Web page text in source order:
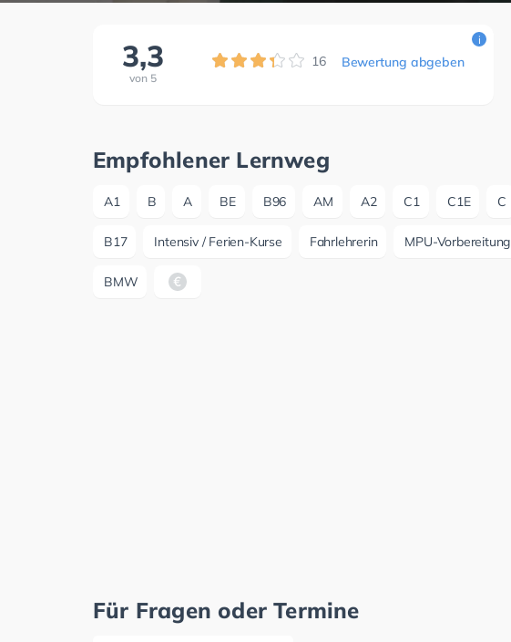
3,3
von 5
16 Bewertung abgeben
i
Empfohlener Lernweg
A1 B A BE B96 AM A2 C1 C1E C
B17 Intensiv / Ferien-Kurse Fahrlehrerin MPU-Vorbereitung
BMW
Für Fragen oder Termine